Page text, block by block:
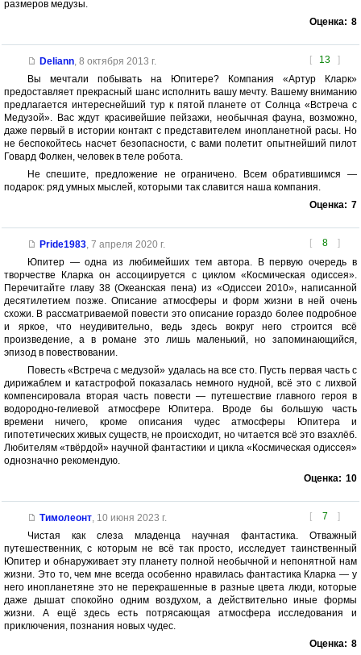
размеров медузы.
Оценка: 8
[ 13 ]
Deliann, 8 октября 2013 г.
Вы мечтали побывать на Юпитере? Компания «Артур Кларк»
предоставляет прекрасный шанс исполнить вашу мечту. Вашему вниманию
предлагается интереснейший тур к пятой планете от Солнца «Встреча с
Медузой». Вас ждут красивейшие пейзажи, необычная фауна, возможно,
даже первый в истории контакт с представителем инопланетной расы. Но
не беспокойтесь насчет безопасности, с вами полетит опытнейший пилот
Говард Фолкен, человек в теле робота.
Не спешите, предложение не ограничено. Всем обратившимся —
подарок: ряд умных мыслей, которыми так славится наша компания.
Оценка: 7
[ 8 ]
Pride1983, 7 апреля 2020 г.
Юпитер — одна из любимейших тем автора. В первую очередь в
творчестве Кларка он ассоциируется с циклом «Космическая одиссея».
Перечитайте главу 38 (Океанская пена) из «Одиссеи 2010», написанной
десятилетием позже. Описание атмосферы и форм жизни в ней очень
схожи. В рассматриваемой повести это описание гораздо более подробное
и яркое, что неудивительно, ведь здесь вокруг него строится всё
произведение, а в романе это лишь маленький, но запоминающийся,
эпизод в повествовании.
Повесть «Встреча с медузой» удалась на все сто. Пусть первая часть с
дирижаблем и катастрофой показалась немного нудной, всё это с лихвой
компенсировала вторая часть повести — путешествие главного героя в
водородно-гелиевой атмосфере Юпитера. Вроде бы большую часть
времени ничего, кроме описания чудес атмосферы Юпитера и
гипотетических живых существ, не происходит, но читается всё это взахлёб.
Любителям «твёрдой» научной фантастики и цикла «Космическая одиссея»
однозначно рекомендую.
Оценка: 10
[ 7 ]
Тимолеонт, 10 июня 2023 г.
Чистая как слеза младенца научная фантастика. Отважный
путешественник, с которым не всё так просто, исследует таинственный
Юпитер и обнаруживает эту планету полной необычной и непонятной нам
жизни. Это то, чем мне всегда особенно нравилась фантастика Кларка — у
него инопланетяне это не перекрашенные в разные цвета люди, которые
даже дышат спокойно одним воздухом, а действительно иные формы
жизни. А ещё здесь есть потрясающая атмосфера исследования и
приключения, познания новых чудес.
Оценка: 8